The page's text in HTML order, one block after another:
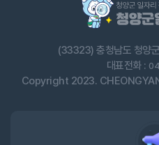
(33323) 충청남도 청양
대표전화 :
Copyright 2023.